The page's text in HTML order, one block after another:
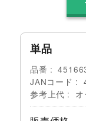
単品
品番
JANコード
参考上代